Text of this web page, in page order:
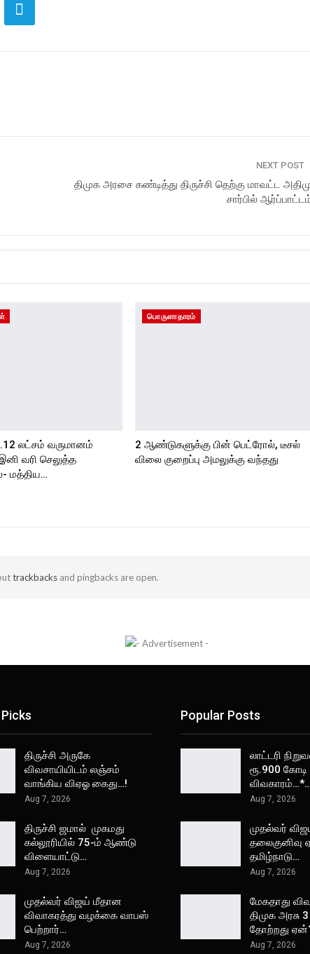
NEXT POST
திமுக அரசை கண்டித்து திருச்சி தெற்கு மாவட்ட
சார்பில்
லட்சம் வருமானம்
வரி செலுத்த
மத்திய…
பொருளாதாரம்
2 ஆண்டுகளுக்கு பின் பெட்ரோல், டீசல்
விலை குறைப்பு அமலுக்கு வந்தது
trackbacks and pingbacks are open.
திருச்சி அருகே
விவசாயியிடம் லஞ்சம்
வாங்கிய விஏஓ கைது…!
Aug 7, 2026
திருச்சி ஜமால் முகமது
கல்லூரியில் 75-ம் ஆண்டு
விளையாட்டு…
Aug 7, 2026
முதல்வர் விஜய் மீதான
விவாகரத்து வழக்கை வாபஸ்
பெற்றார்…
Aug 7, 2026
Popular Posts
லாட்டரி
ரூ.900
Aug 7, 2026
முதல்வர்
தலைகுனிவு
தமிழ்நாடு…
Aug 7, 2026
மேகதாது
திமுக அரசு
தோற்றது
Aug 7, 2026